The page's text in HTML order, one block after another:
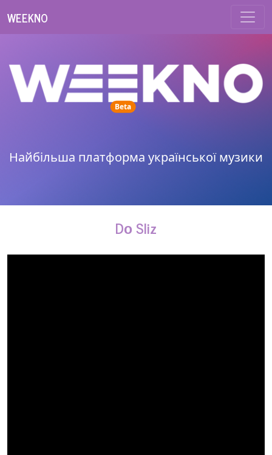
WEEKNO
Betaunread messages
Найбільша платформа української музики
Dо Sliz